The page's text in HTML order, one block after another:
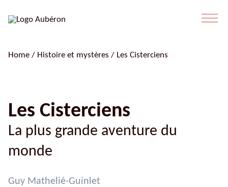
Home / Histoire et mystères / Les Cisterciens
Les Cisterciens
La plus grande aventure du
monde
Guy Mathelié-Guinlet